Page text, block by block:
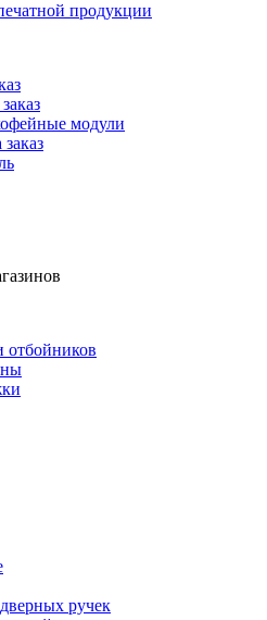
продукции
модули
отбойников
ручек